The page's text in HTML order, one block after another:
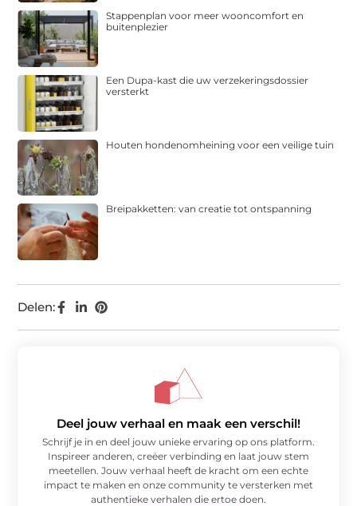
Delen:
Stappenplan voor meer wooncomfort en
buitenplezier
Een Dupa-kast die uw verzekeringsdossier
versterkt
Houten hondenomheining voor een veilige tuin
Breipakketten: van creatie tot ontspanning
Deel jouw verhaal en maak een verschil!
Schrijf je in en deel jouw unieke ervaring op ons platform.
Inspireer anderen, creëer verbinding en laat jouw stem
meetellen. Jouw verhaal heeft de kracht om een echte
impact te maken en onze community te versterken met
authentieke verhalen die ertoe doen.